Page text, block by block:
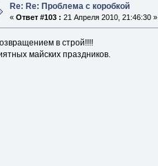
Re: Re: Проблема с коробкой
« Ответ #103 : 21 Апреля 2010, 21:46:30 »
в строй!!!!
майских праздников.